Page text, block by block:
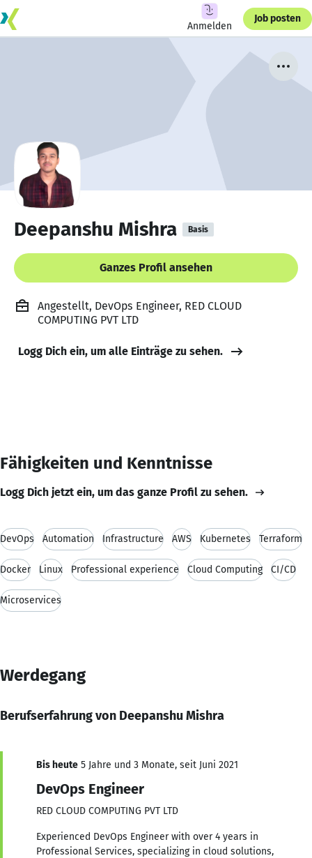
Anmelden
Job posten
Deepanshu Mishra Basis
Ganzes Profil ansehen
Angestellt, DevOps Engineer, RED CLOUD
COMPUTING PVT LTD
Logg Dich ein, um alle Einträge zu sehen.
Fähigkeiten und Kenntnisse
Logg Dich jetzt ein, um das ganze Profil zu sehen.
DevOps Automation Infrastructure AWS Kubernetes Terraform
Docker Linux Professional experience Cloud Computing CI/CD
Microservices
Werdegang
Berufserfahrung von Deepanshu Mishra
Bis heute 5 Jahre und 3 Monate, seit Juni 2021
DevOps Engineer
RED CLOUD COMPUTING PVT LTD
Experienced DevOps Engineer with over 4 years in
Professional Services, specializing in cloud solutions,